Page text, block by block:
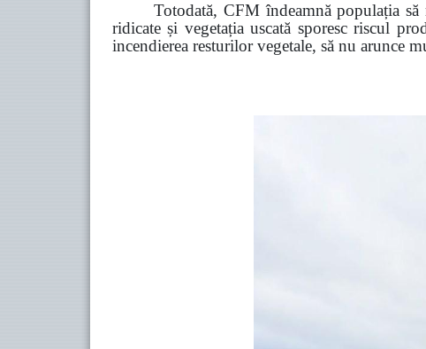
Totodată, CFM îndeamnă populația
ridicate și vegetația uscată sporesc riscul
incendierea resturilor vegetale, să nu arunce